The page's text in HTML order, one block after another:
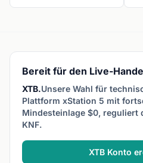
Bereit für den Live-
XTB.Unsere Wahl für
Plattform xStation 5 mit
Mindesteinlage $0, reguliert
KNF.
XTB Konto